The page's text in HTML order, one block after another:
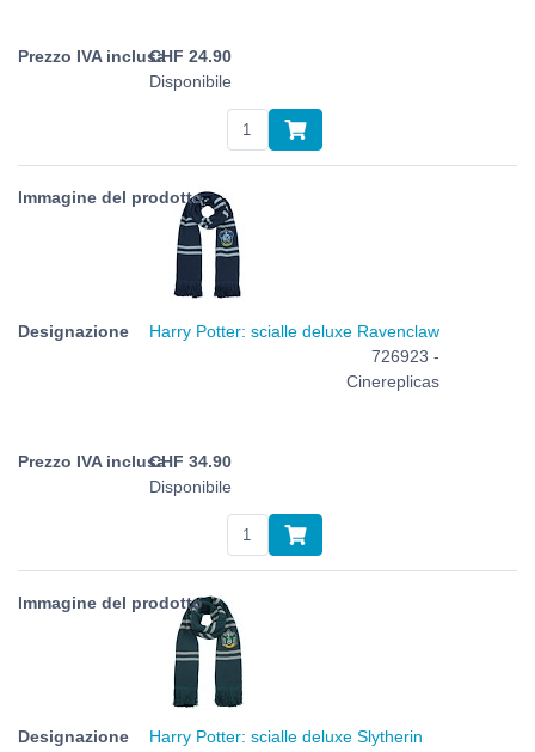
CHF 24.90
Disponibile
Harry Potter: scialle deluxe Ravenclaw
726923 -
Cinereplicas
CHF 34.90
Disponibile
Harry Potter: scialle deluxe Slytherin